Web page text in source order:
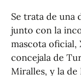
Se trata de una
junto con la
mascota oficial,
concejala de
Miralles, y la de